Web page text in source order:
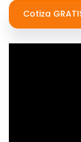
Cotiza